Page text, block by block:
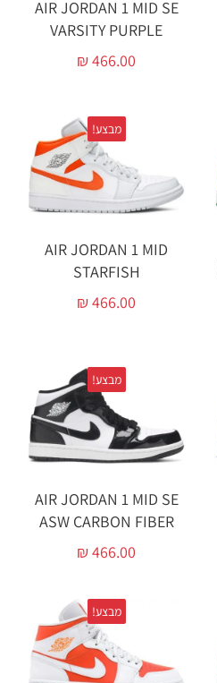
AIR JORDAN 1 MID SE
VARSITY PURPLE
₪466.00
מבצע!
AIR JORDAN 1 MID
STARFISH
₪466.00
מבצע!
AIR JORDAN 1 MID SE
ASW CARBON FIBER
₪466.00
מבצע!